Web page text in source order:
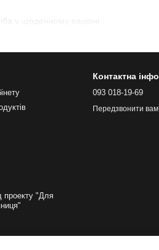
у щоденному раціоні.
тих, хто цінує і час, і здоров’я.
супів, гарнірів, запіканок.
випічки.
проекту "Для
Контактна
093 018-19-69
Передзвонити